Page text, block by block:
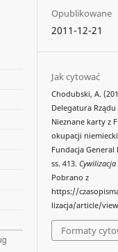
Opublikowane
2011-12-21
Jak cytować
Chodubski, A.
Delegatura
Nieznane karty z
okupacji
Fundacja General
ss. 413.
Pobrano z
https://
lizacja/article/
Formaty